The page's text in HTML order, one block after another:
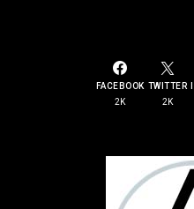
FACEBOOK
2K
TWITTER
2K